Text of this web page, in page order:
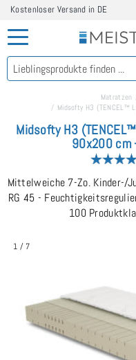
Kostenloser Versand in DE
Matratzen
Midsofty H3 (TENCEL™
Midsofty H3
90x200 cm
Mittelweiche 7-Zo. Kinder-/
RG 45 -
100
1 / 7